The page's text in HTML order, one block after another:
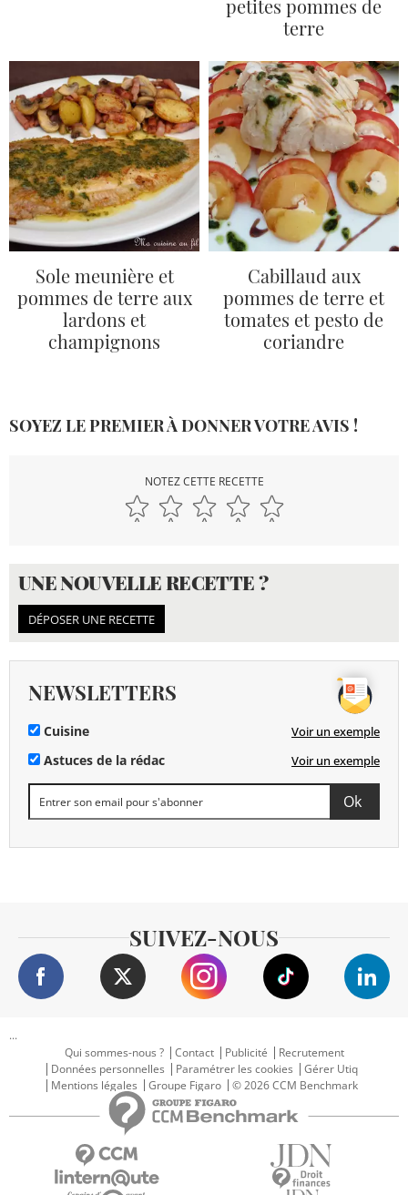
petites pommes de
terre
Sole meunière et
pommes de terre aux
lardons et
champignons
Cabillaud aux
pommes de terre et
tomates et pesto de
coriandre
SOYEZ LE PREMIER À DONNER VOTRE AVIS !
NOTEZ CETTE RECETTE
UNE NOUVELLE RECETTE ?
DÉPOSER UNE RECETTE
NEWSLETTERS
Cuisine Voir un exemple
Astuces de la rédac Voir un exemple
SUIVEZ-NOUS
...
Qui sommes-nous ?
Contact Publicité
Recrutement
Données personnelles
Paramétrer les cookies
Gérer Utiq
Mentions légales
Groupe Figaro © 2026 CCM Benchmark